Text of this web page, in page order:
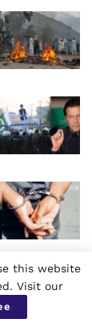
this website
Visit our